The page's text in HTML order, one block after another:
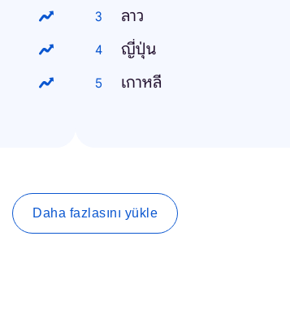
ลาว
ญี่ปุ่น
เกาหลี
Daha fazlasını yükle